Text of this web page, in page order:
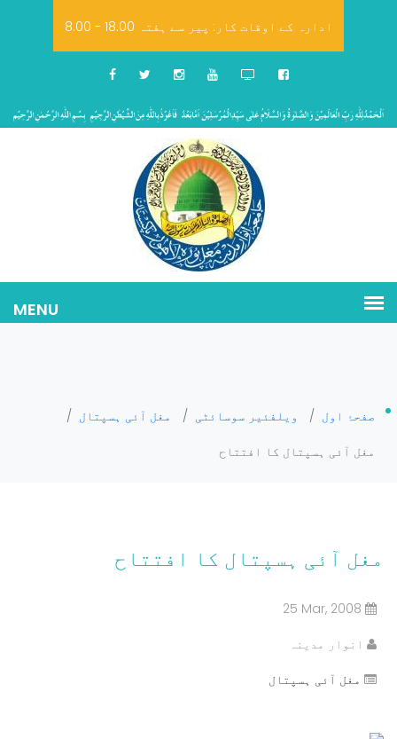
8.00 - 18.00 ادارہ کے اوقات کار: پیر سے ہفتہ
صفحۂ اول / ویلفئیر سوسائٹی / مغل آئی ہسپتال /
مغل آئی ہسپتال کا افتتاح
مغل آئی ہسپتال کا افتتاح
25 Mar, 2008
انوار مدینہ
مغل آئی ہسپتال